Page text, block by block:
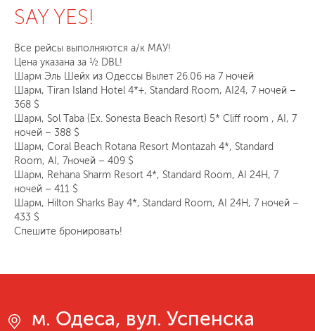
SAY YES!
Все рейсы выполняются а/к МАУ!
Цена указана за ½ DBL!
Шарм Эль Шейх из Одессы Вылет 26.06 на 7 ночей
Шарм, Tiran Island Hotel 4*+, Standard Room, AI24, 7 ночей –
368 $
Шарм, Sol Taba (Ex. Sonesta Beach Resort) 5* Cliff room , AI, 7
ночей – 388 $
Шарм, Coral Beach Rotana Resort Montazah 4*, Standard
Room, AI, 7ночей – 409 $
Шарм, Rehana Sharm Resort 4*, Standard Room, AI 24H, 7
ночей – 411 $
Шарм, Hilton Sharks Bay 4*, Standard Room, AI 24H, 7 ночей –
433 $
Спешите бронировать!
м. Одеса, вул. Успенска